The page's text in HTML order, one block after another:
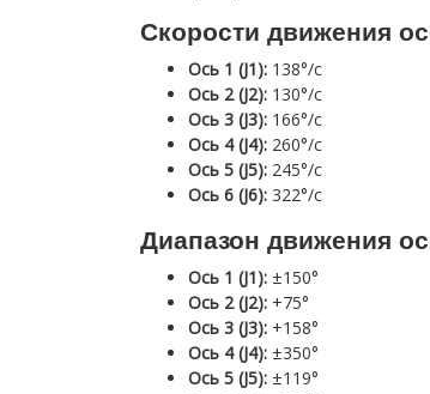
Скорости движения
Ось 1 (J1): 138°/с
Ось 2 (J2): 130°/с
Ось 3 (J3): 166°/с
Ось 4 (J4): 260°/с
Ось 5 (J5): 245°/с
Ось 6 (J6): 322°/с
Диапазон движения
Ось 1 (J1): ±150°
Ось 2 (J2): +75°
Ось 3 (J3): +158°
Ось 4 (J4): ±350°
Ось 5 (J5): ±119°